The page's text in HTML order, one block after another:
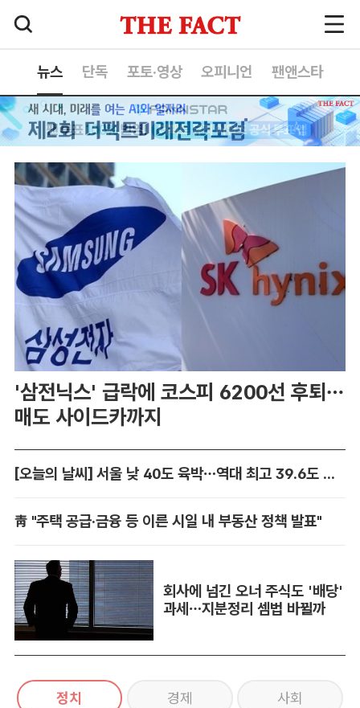
뉴스 단독 포토·영상 오피니언 팬앤스타
'삼전닉스' 급락에 코스피 6200선 후퇴…
매도 사이드카까지
[오늘의 날씨] 서울 낮 40도 육박…역대 최고 39.6도 위협
靑 "주택 공급·금융 등 이른 시일 내 부동산 정책 발표"
회사에 넘긴 오너 주식도 '배당'
과세…지분정리 셈법 바뀔까
정치 경제 사회